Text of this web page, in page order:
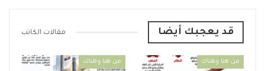
قد يعجبك أيضا مقالات الكاتب
من هنا وهناك من هنا وهناك